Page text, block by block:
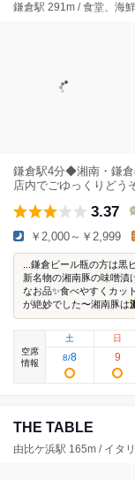
鎌倉駅 291m / 食堂、海
鎌倉駅4分◆湘南・鎌
店内でごゆっくりどう
3.37
￥2,000～￥2,999
...鎌倉ビール瓶の方は黒
新名物の湘南豚の味噌漬
なお品✨食べやすくカッ
が絶妙でした〜湘南豚は
空席
情報
土
8/8
日
9
THE TABLE
由比ケ浜駅 165m / イタ